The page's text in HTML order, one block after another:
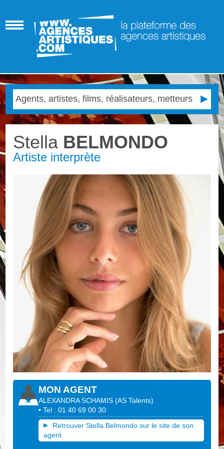
Stella BELMONDO
Artiste interprète
MON AGENT
ALEXANDRA SCHAMIS (AS Talents)
• Tel : 01 40 69 00 30
Retrouver Stella Belmondo sur le site de son
agent